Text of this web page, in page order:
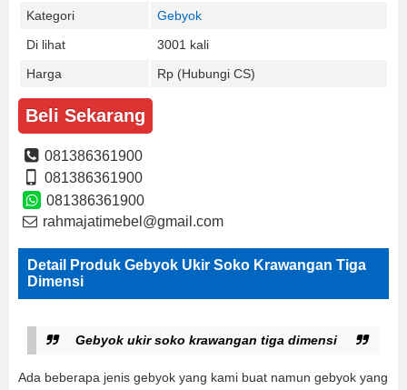
Kategori
Gebyok
Di lihat
3001 kali
Harga
Rp (Hubungi CS)
Beli Sekarang
081386361900
081386361900
081386361900
rahmajatimebel@gmail.com
Detail Produk Gebyok Ukir Soko Krawangan Tiga
Dimensi
Gebyok ukir soko krawangan tiga dimensi
Ada beberapa jenis gebyok yang kami buat namun gebyok yang